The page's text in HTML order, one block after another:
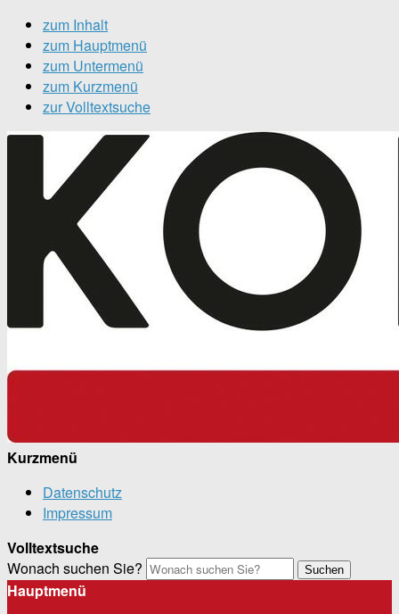
zum Inhalt
zum Hauptmenü
zum Untermenü
zum Kurzmenü
zur Volltextsuche
Kurzmenü
Datenschutz
Impressum
Volltextsuche
Wonach suchen Sie?
Suchen
Hauptmenü